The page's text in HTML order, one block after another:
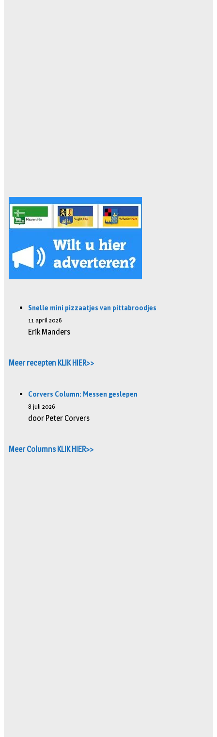
Snelle mini pizzaatjes van pittabroodjes
11 april 2026
Erik Manders
Meer recepten KLIK HIER>>
Corvers Column: Messen geslepen
8 juli 2026
door Peter Corvers
Meer Columns KLIK HIER>>